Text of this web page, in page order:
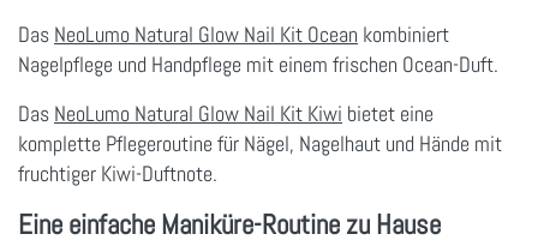
Das NeoLumo Natural Glow Nail Kit Ocean kombiniert
Nagelpflege und Handpflege mit einem frischen Ocean-Duft.
Das NeoLumo Natural Glow Nail Kit Kiwi bietet eine
komplette Pflegeroutine für Nägel, Nagelhaut und Hände mit
fruchtiger Kiwi-Duftnote.
Eine einfache Maniküre-Routine zu Hause